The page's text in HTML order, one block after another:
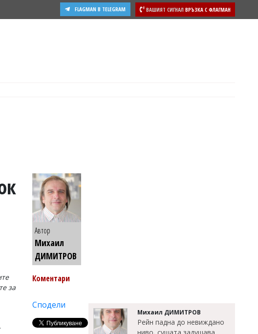
ВАШИЯТ СИГНАЛ ВРЪЗКА С ФЛАГМАН
FLAGMAN В TELEGRAM
подробности
за
Автор
Михаил
ДИМИТРОВ
Коментари
Сподели
Михаил ДИМИТРОВ
Рейн падна до невиждано